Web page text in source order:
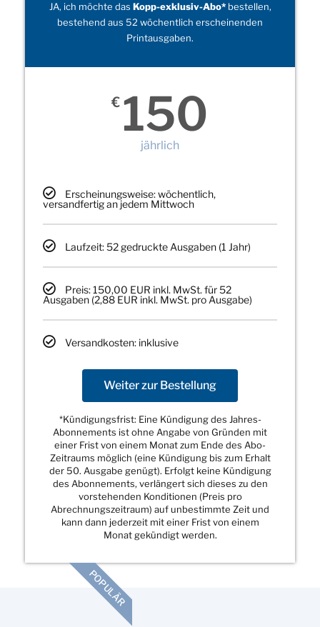
JA, ich möchte das Kopp-exklusiv-Abo*bestellen,
bestehend aus 52 wöchentlich erscheinenden
Printausgaben.
€ 150
jährlich
Erscheinungsweise: wöchentlich,
versandfertig an jedem Mittwoch
Laufzeit: 52 gedruckte Ausgaben (1 Jahr)
Preis: 150,00 EUR inkl. MwSt. für 52
Ausgaben (2,88 EUR inkl. MwSt. pro Ausgabe)
Versandkosten: inklusive
Weiter zur Bestellung
*Kündigungsfrist: Eine Kündigung des Jahres-
Abonnements ist ohne Angabe von Gründen mit
einer Frist von einem Monat zum Ende des Abo-
Zeitraums möglich (eine Kündigung bis zum Erhalt
der 50. Ausgabe genügt). Erfolgt keine Kündigung
des Abonnements, verlängert sich dieses zu den
vorstehenden Konditionen (Preis pro
Abrechnungszeitraum) auf unbestimmte Zeit und
kann dann jederzeit mit einer Frist von einem
Monat gekündigt werden.
POPULÄR